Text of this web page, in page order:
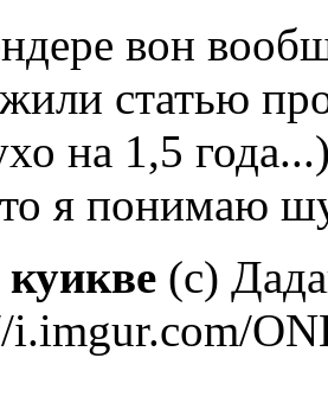
вон
статью
на 1,5
я понимаю
(с)
i.imgur.com/